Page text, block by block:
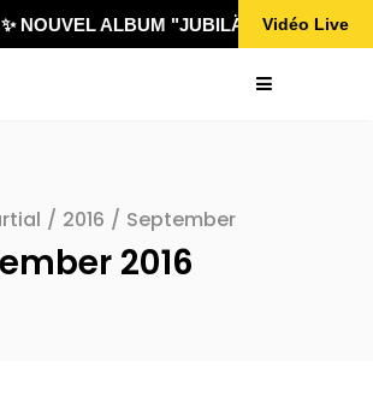
✨ NOUVEL ALBUM "JUBILÄ 432"Vidéo Live
/ 2016 / September
2016